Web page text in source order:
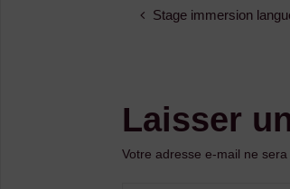
Stage immersion
Laisser
Votre adresse e-mail ne